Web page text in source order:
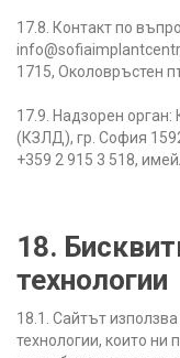
17.8. Контакт по
1715, Околовръстен
17.9. Надзорен
(КЗЛД), гр. София
+359 2 915 3 518,
18.
технологии
18.1. Сайтът
технологии, които ни